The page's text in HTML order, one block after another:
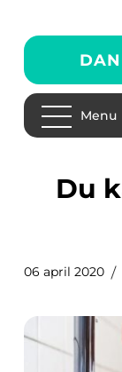
Menu
Du kan inte göra allt
06 april 2020